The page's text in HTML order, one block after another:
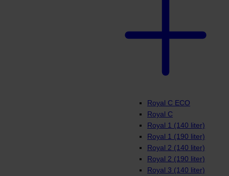
Royal C ECO
Royal C
Royal 1 (140 liter)
Royal 1 (190 liter)
Royal 2 (140 liter)
Royal 2 (190 liter)
Royal 3 (140 liter)